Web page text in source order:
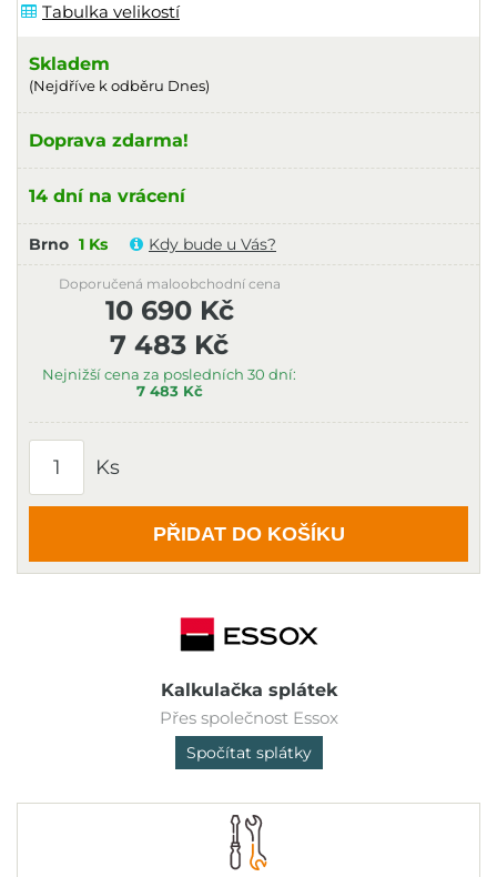
Tabulka velikostí
Skladem
(Nejdříve k odběru Dnes)
Doprava zdarma!
14 dní na vrácení
Brno 1 Ks Kdy bude u Vás?
7 483 Kč
Nejnižší cena za posledních 30 dní:
7 483 Kč
Doporučená maloobchodní cena
10 690 Kč
Ks
PŘIDAT DO KOŠÍKU
Kalkulačka splátek
Přes společnost Essox
Spočítat splátky